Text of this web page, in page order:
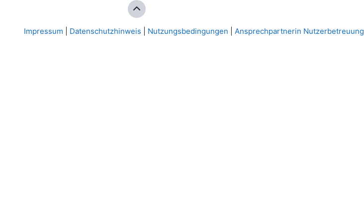
Impressum Datenschutzhinweis Nutzungsbedingungen Ansprechpartnerin Nutzerbetreuung